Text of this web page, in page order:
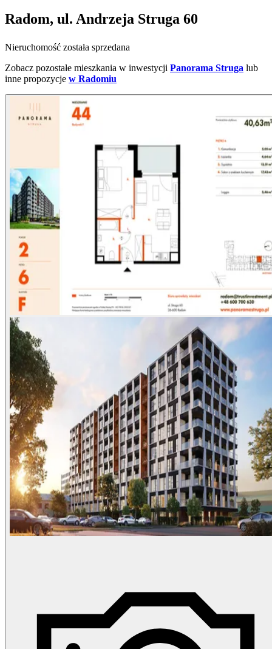
Radom, ul. Andrzeja Struga 60
Nieruchomość została sprzedana
Zobacz pozostałe mieszkania w inwestycji Panorama Struga lub
inne propozycje w Radomiu